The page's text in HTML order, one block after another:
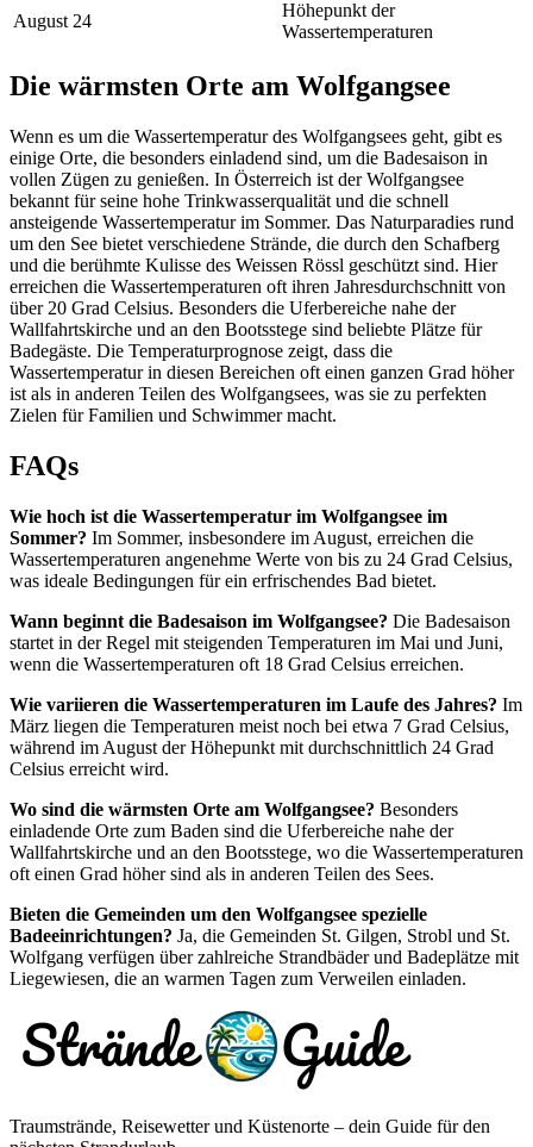
August 24
Höhepunkt der
Wassertemperaturen
Die wärmsten Orte am Wolfgangsee
Wenn es um die Wassertemperatur des Wolfgangsees geht, gibt es
einige Orte, die besonders einladend sind, um die Badesaison in
vollen Zügen zu genießen. In Österreich ist der Wolfgangsee
bekannt für seine hohe Trinkwasserqualität und die schnell
ansteigende Wassertemperatur im Sommer. Das Naturparadies rund
um den See bietet verschiedene Strände, die durch den Schafberg
und die berühmte Kulisse des Weissen Rössl geschützt sind. Hier
erreichen die Wassertemperaturen oft ihren Jahresdurchschnitt von
über 20 Grad Celsius. Besonders die Uferbereiche nahe der
Wallfahrtskirche und an den Bootsstege sind beliebte Plätze für
Badegäste. Die Temperaturprognose zeigt, dass die
Wassertemperatur in diesen Bereichen oft einen ganzen Grad höher
ist als in anderen Teilen des Wolfgangsees, was sie zu perfekten
Zielen für Familien und Schwimmer macht.
FAQs
Wie hoch ist die Wassertemperatur im Wolfgangsee im
Sommer? Im Sommer, insbesondere im August, erreichen die
Wassertemperaturen angenehme Werte von bis zu 24 Grad Celsius,
was ideale Bedingungen für ein erfrischendes Bad bietet.
Wann beginnt die Badesaison im Wolfgangsee? Die Badesaison
startet in der Regel mit steigenden Temperaturen im Mai und Juni,
wenn die Wassertemperaturen oft 18 Grad Celsius erreichen.
Wie variieren die Wassertemperaturen im Laufe des Jahres? Im
März liegen die Temperaturen meist noch bei etwa 7 Grad Celsius,
während im August der Höhepunkt mit durchschnittlich 24 Grad
Celsius erreicht wird.
Wo sind die wärmsten Orte am Wolfgangsee? Besonders
einladende Orte zum Baden sind die Uferbereiche nahe der
Wallfahrtskirche und an den Bootsstege, wo die Wassertemperaturen
oft einen Grad höher sind als in anderen Teilen des Sees.
Bieten die Gemeinden um den Wolfgangsee spezielle
Badeeinrichtungen? Ja, die Gemeinden St. Gilgen, Strobl und St.
Wolfgang verfügen über zahlreiche Strandbäder und Badeplätze mit
Liegewiesen, die an warmen Tagen zum Verweilen einladen.
Traumstrände, Reisewetter und Küstenorte – dein Guide für den